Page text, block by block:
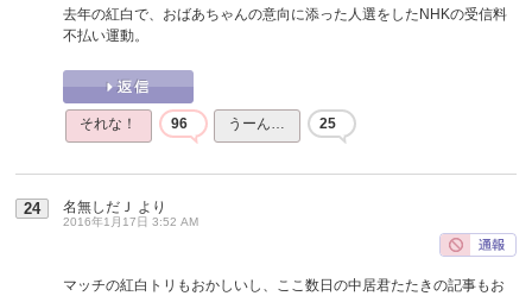
去年の紅白で、おばあちゃんの意向に添った人選をしたNHKの受信料
不払い運動。
それな！ 96 うーん… 25
24 名無しだＪ より
2016年1月17日 3:52 AM
マッチの紅白トリもおかしいし、ここ数日の中居君たたきの記事もお